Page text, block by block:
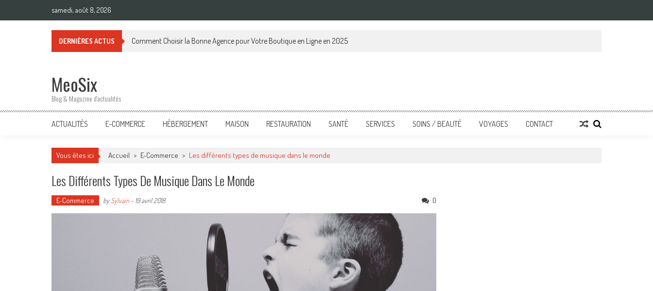
samedi, août 8, 2026
DERNIÈRES ACTUS Comment Choisir la Bonne Agence pour Votre Boutique en Ligne en 2025
MeoSix
Blog & Magazine d'actualités
ACTUALITÉS E-COMMERCE HÉBERGEMENT MAISON RESTAURATION SANTÉ SERVICES SOINS / BEAUTÉ VOYAGES CONTACT
Vous êtes ici Accueil > E-Commerce > Les différents types de musique dans le monde
Les Différents Types De Musique Dans Le Monde
E-Commerce bySylvain - 19 avril 2018 0